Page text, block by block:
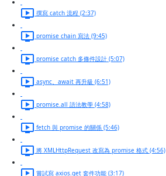
撰寫 catch 流程 (2:37)
promise chain 寫法 (9:45)
promise catch 多條件設計 (5:07)
async、await 再升級 (6:51)
promise.all 語法教學 (4:58)
fetch 與 promise 的關係 (5:46)
將 XMLHttpRequest 改寫為 promise 格式 (4:56)
嘗試寫 axios.get 套件功能 (3:17)